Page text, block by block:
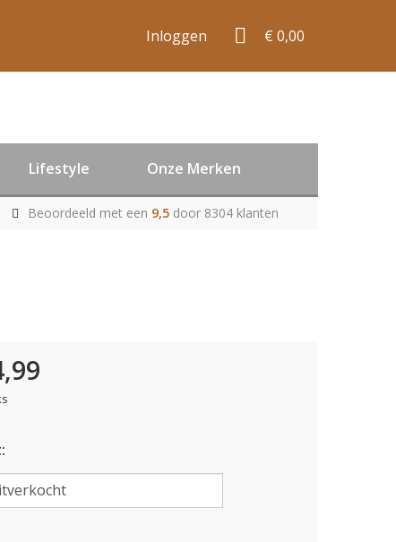
Inloggen € 0,00
Lifestyle Onze Merken
Beoordeeld met een 9,5 door 8304 klanten